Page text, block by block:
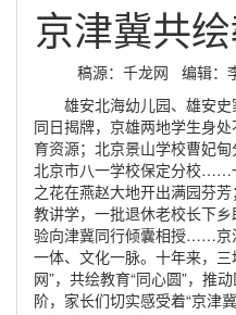
京津冀共
稿源：千龙网 编辑：
雄安北海幼儿园、雄安
同日揭牌，京雄两地学生身
育资源；北京景山学校曹妃甸
北京市八一学校保定分校……
之花在燕赵大地开出满园芬
教讲学，一批退休老校长下
验向津冀同行倾囊相授……京
一体、文化一脉。十年来，
网”，共绘教育“同心圆”，推
阶，家长们切实感受着“京津